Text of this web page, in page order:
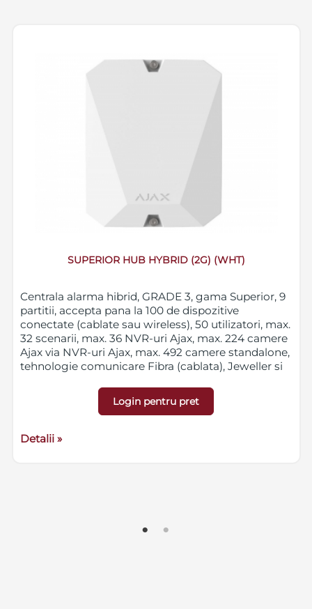
SUPERIOR HUB HYBRID (2G) (WHT)
Centrala alarma hibrid, GRADE 3, gama Superior, 9
partitii, accepta pana la 100 de dispozitive
conectate (cablate sau wireless), 50 utilizatori, max.
32 scenarii, max. 36 NVR-uri Ajax, max. 224 camere
Ajax via NVR-uri Ajax, max. 492 camere standalone,
tehnologie comunicare Fibra (cablata), Jeweller si
banda celulara 2G, distanta comunicare max.
2000m, alimentare 110-240VAC, 50/60 Hz, linie
(neinclusa), culoare alba, IP30, IK06, dimensiuni 196
Login pentru pret
Detalii »